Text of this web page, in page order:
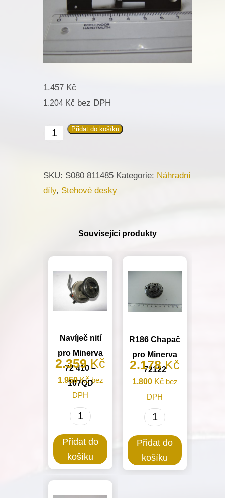
1.457 Kč
1.204 Kč bez DPH
811485
R-
3,2mm
Přidat do košíku
SKU: S080 811485 Kategorie: Náhradní
díly, Stehové desky
Související produkty
Navíječ nití
pro Minerva
72 410 –
107QD
2.359Kč
1.950Kčbez
DPH
Navíječ
pro
Minerva
Přidat do
košíku
R186 Chapač
pro Minerva
72122
2.178Kč
1.800 Kčbez
DPH
R186
pro
Minerva
Přidat do
košíku